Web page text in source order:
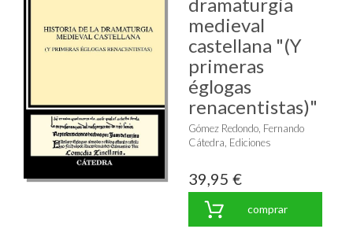
medieval
castellana "(Y
primeras
églogas
renacentistas)"
Gómez Redondo, Fernando
Cátedra, Ediciones
39,95 €
comprar